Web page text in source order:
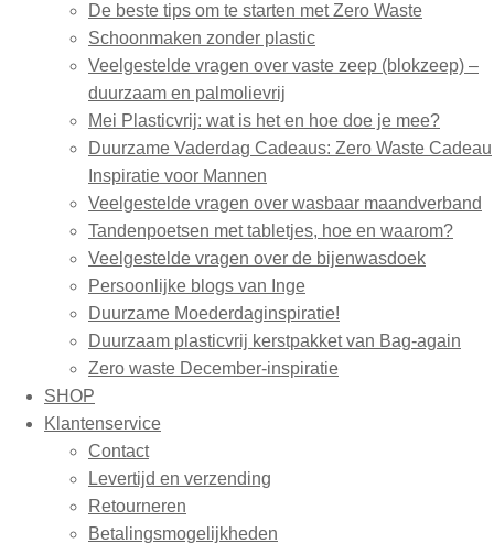
De beste tips om te starten met Zero Waste
Schoonmaken zonder plastic
Veelgestelde vragen over vaste zeep (blokzeep) –
duurzaam en palmolievrij
Mei Plasticvrij: wat is het en hoe doe je mee?
Duurzame Vaderdag Cadeaus: Zero Waste Cadeau
Inspiratie voor Mannen
Veelgestelde vragen over wasbaar maandverband
Tandenpoetsen met tabletjes, hoe en waarom?
Veelgestelde vragen over de bijenwasdoek
Persoonlijke blogs van Inge
Duurzame Moederdaginspiratie!
Duurzaam plasticvrij kerstpakket van Bag-again
Zero waste December-inspiratie
SHOP
Klantenservice
Contact
Levertijd en verzending
Retourneren
Betalingsmogelijkheden